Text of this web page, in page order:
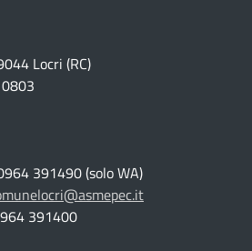
Locri (RC)
391490 (solo WA)
391400